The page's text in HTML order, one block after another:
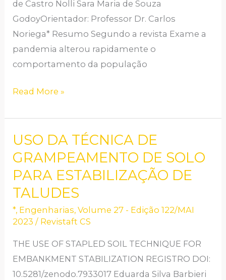
de Castro Nolli Sara Maria de Souza
GodoyOrientador: Professor Dr. Carlos
Noriega* Resumo Segundo a revista Exame a
pandemia alterou rapidamente o
comportamento da população
ÀS
MUDANÇAS
AO
NOVO
MODELO
Read More »
USO DA TÉCNICA DE
GRAMPEAMENTO DE SOLO
PARA ESTABILIZAÇÃO DE
TALUDES
*, Engenharias,Volume 27 - Edição 122/MAI
2023 / Revistaft CS
THE USE OF STAPLED SOIL TECHNIQUE FOR
EMBANKMENT STABILIZATION REGISTRO DOI:
10.5281/zenodo.7933017 Eduarda Silva Barbieri
USO
DA
TÉCNICA
DE
GRAMPEAMENTO
DE
SOLO
PARA
ESTABILIZAÇÃO
DE